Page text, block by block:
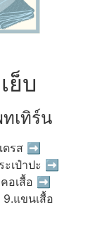
ย็บ
เทิร์น
ดรส ➡
ะเป๋าปะ ➡
คอเสื้อ ➡
แขนเสื้อ